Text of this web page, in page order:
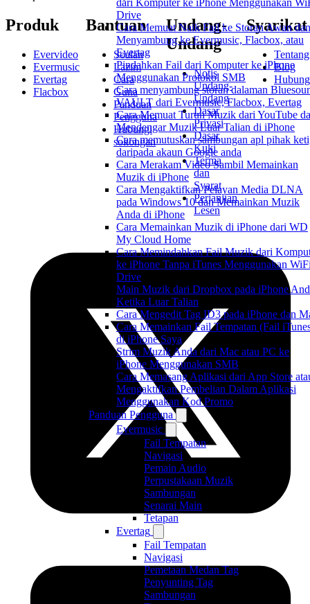
dari Komputer ke iPhone Menggunakan
Drive
Cara Memuat Naik Fail ke Storan Awan dan
Menyambung ke Evermusic, Flacbox, atau
Evertag
Pindahkan Fail dari Komputer ke iPhone
Menggunakan Protokol SMB
Cara menyambung storan dalaman
VAULT dari Evermusic, Flacbox, Evertag
Cara Memuat Turun Muzik dari YouTube
Mendengar Muzik Luar Talian di iPhone
Cara memutuskan sambungan apl pihak
daripada akaun Google anda
Cara Merakam Video Sambil Memainkan
Muzik di iPhone
Cara Mengaktifkan Pelayan Media DLNA
pada Windows 10 dan Memainkan Muzik
Anda di iPhone
Cara Memainkan Muzik di iPhone dari WD
My Cloud Home
Cara Memindahkan Fail Muzik dari
ke iPhone Tanpa iTunes Menggunakan
Drive
Main Muzik dari Dropbox pada iPhone
Ketika Luar Talian
Cara Mengedit Tag ID3 pada iPhone dan
Cara Memainkan Fail Tempatan (Fail
di iPhone Saya
Strim Muzik Anda dari Mac atau PC ke
iPhone Menggunakan SMB
Cara Memasang Aplikasi dari App Store
Mengaktifkan Pembelian Dalam Aplikasi
Menggunakan Kod Promo
Panduan Pengguna
Evermusic
Fail Tempatan
Navigasi
Pemain Audio
Perpustakaan Muzik
Sambungan
Senarai Main
Tetapan
Evertag
Fail Tempatan
Navigasi
Pemetaan Medan Tag
Penyunting Tag
Sambungan
Produk
Evervideo
Evermusic
Evertag
Flacbox
Bantuan
Soalan
Lazim
Cara
Guna
Panduan
Pengguna
Hubungi
sokongan
Undang-
Undang
Notis
Undang-
Undang
Dasar
Privasi
Dasar
Kuki
Terma
dan
Syarat
Perjanjian
Lesen
Syarikat
Tentang
Blog